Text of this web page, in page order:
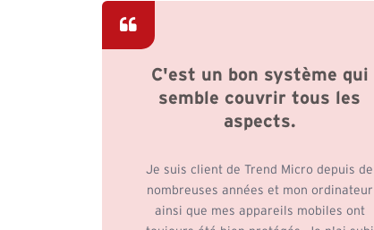
C'est un bon système qui
semble couvrir tous les
aspects.
Je suis client de Trend Micro depuis de
nombreuses années et mon ordinateur
ainsi que mes appareils mobiles ont